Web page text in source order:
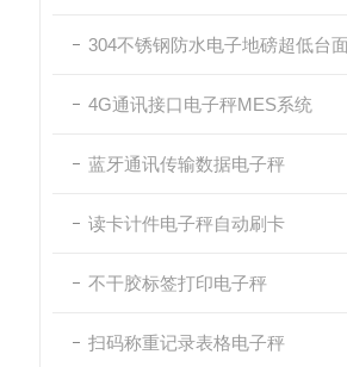
4G通讯接口电子秤MES系统
蓝牙通讯传输数据电子秤
读卡计件电子秤自动刷卡
不干胶标签打印电子秤
扫码称重记录表格电子秤